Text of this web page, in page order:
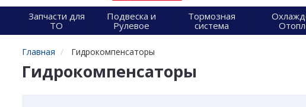
Запчасти для
ТО
Подвеска и
Рулевое
Тормозная
система
Главная Гидрокомпенсаторы
Гидрокомпенсаторы